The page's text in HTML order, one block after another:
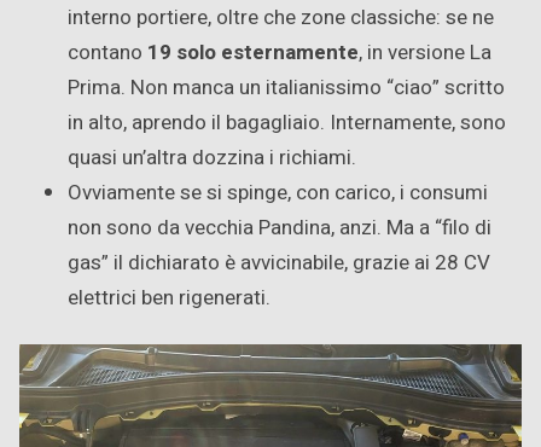
interno portiere, oltre che zone classiche: se ne
contano 19 solo esternamente, in versione La
Prima. Non manca un italianissimo “ciao” scritto
in alto, aprendo il bagagliaio. Internamente, sono
quasi un’altra dozzina i richiami.
Ovviamente se si spinge, con carico, i consumi
non sono da vecchia Pandina, anzi. Ma a “filo di
gas” il dichiarato è avvicinabile, grazie ai 28 CV
elettrici ben rigenerati.